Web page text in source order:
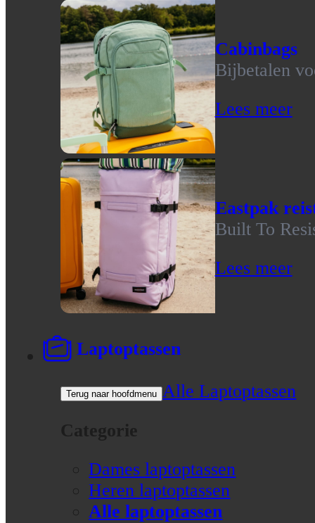
Cabinbags
Bijbetalen
Lees meer
Eastpak
Built To
Lees meer
Laptoptassen
Terug naar hoofdmenu Alle Laptoptassen
Categorie
Dames laptoptassen
Heren laptoptassen
Alle laptoptassen